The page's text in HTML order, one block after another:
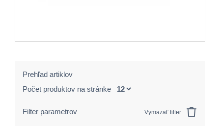
Prehľad artiklov
Počet produktov na stránke
Filter parametrov Vymazať filter